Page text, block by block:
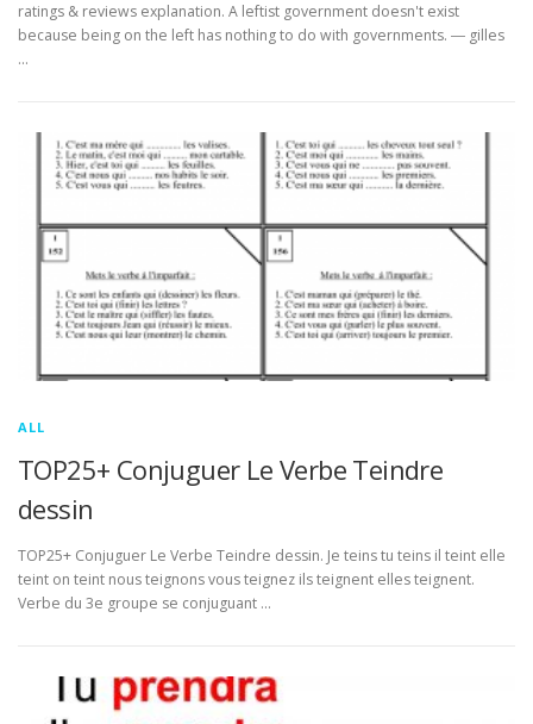
ratings & reviews explanation. A leftist government doesn't exist
because being on the left has nothing to do with governments. ― gilles
…
ALL
TOP25+ Conjuguer Le Verbe Teindre
dessin
TOP25+ Conjuguer Le Verbe Teindre dessin. Je teins tu teins il teint elle
teint on teint nous teignons vous teignez ils teignent elles teignent.
Verbe du 3e groupe se conjuguant …